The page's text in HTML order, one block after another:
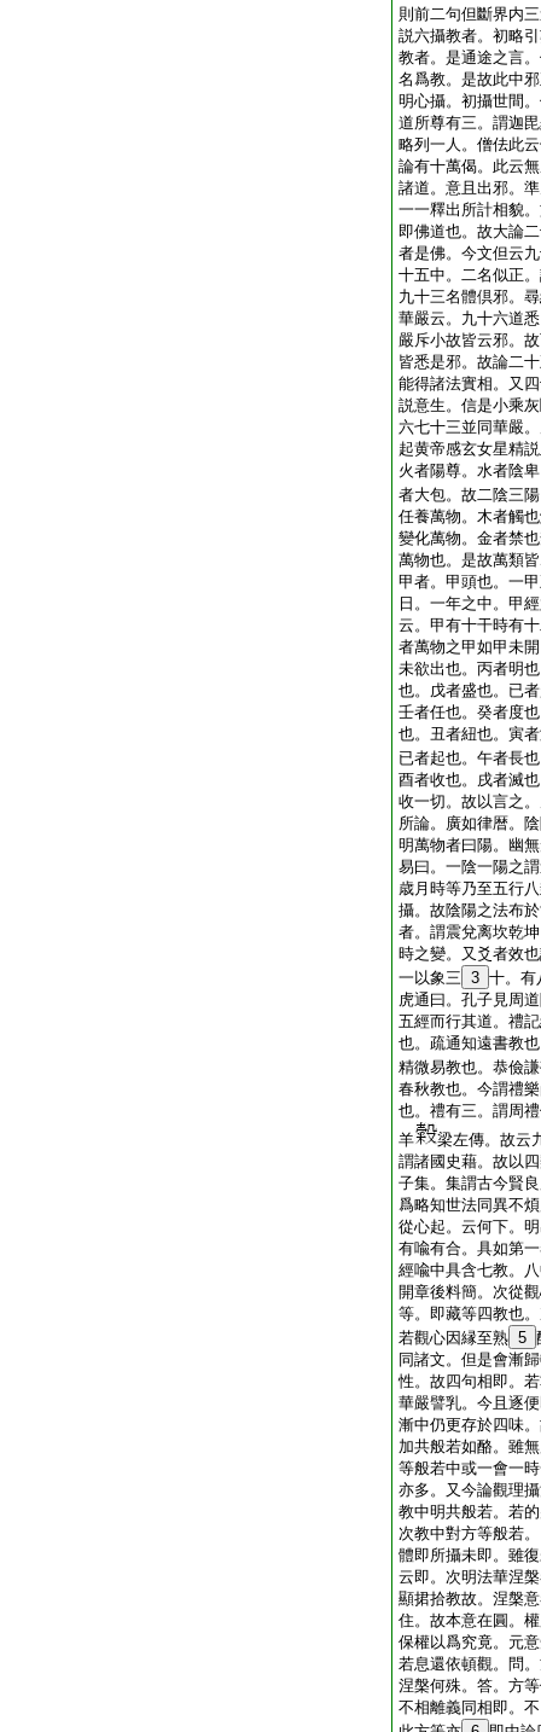
則前二句但斷界内
説六攝教者。初略
教者。是通途之言
名爲教。是故此中
明心攝。初攝世間
道所尊有三。謂迦
略列一人。僧佉此
論有十萬偈。此云
諸道。意且出邪。
一一釋出所計相貌
即佛道也。故大論
者是佛。今文但云
十五中。二名似正
九十三名體倶邪。
華嚴云。九十六道
嚴斥小故皆云邪。
皆悉是邪。故論二
能得諸法實相。又
説意生。信是小乘
六七十三並同華嚴
起黄帝感玄女星精
火者陽尊。水者陰
者大包。故二陰三
任養萬物。木者觸
變化萬物。金者禁
萬物也。是故萬類
甲者。甲頭也。一
日。一年之中。甲
云。甲有十干時有
者萬物之甲如甲未
未欲出也。丙者明
也。戊者盛也。已
壬者任也。癸者度
也。丑者紐也。寅
已者起也。午者長
酉者收也。戌者滅
收一切。故以言之
所論。廣如律暦。
明萬物者曰陽。幽
易曰。一陰一陽之
歳月時等乃至五行
攝。故陰陽之法布
者。謂震兌离坎乾
時之變。又爻者效
一以象三 3 十。有
虎通曰。孔子見周
五經而行其道。禮
也。疏通知遠書教
精微易教也。恭儉
春秋教也。今謂禮
也。禮有三。謂周
羊
梁左傳。故云
謂諸國史藉。故以
子集。集謂古今賢
爲略知世法同異不
從心起。云何下。
有喩有合。具如第
經喩中具含七教。
開章後料簡。次從
等。即藏等四教也
若觀心因縁至熟 5
同諸文。但是會漸
性。故四句相即。
華嚴譬乳。今且逐
漸中仍更存於四味
加共般若如酪。雖
等般若中或一會一
亦多。又今論觀理
教中明共般若。若
次教中對方等般若
體即所攝未即。雖
云即。次明法華涅
顯捃拾教故。涅槃
住。故本意在圓。
保權以爲究竟。元
若息還依頓觀。問
涅槃何殊。答。方
不相離義同相即。